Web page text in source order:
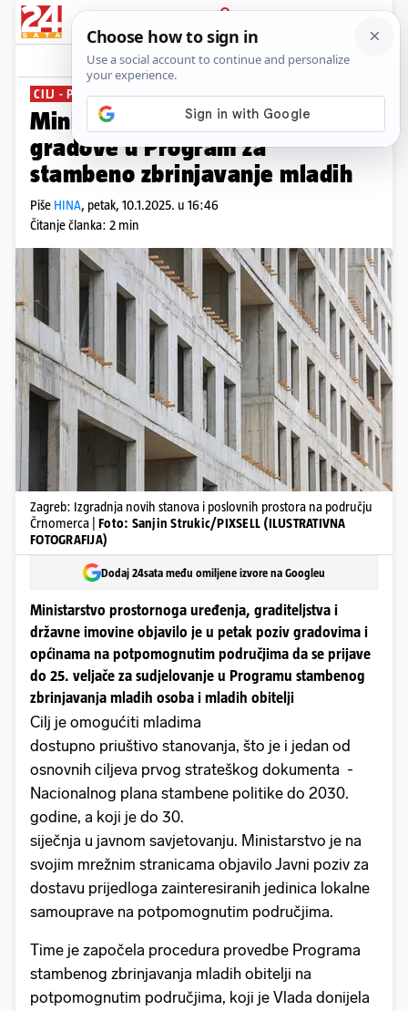
PRIJAVA
News Komentari
CILJ - PRIUŠTIVO STANOVANJE
Ministarstvo poziva općine i
gradove u Program za
stambeno zbrinjavanje mladih
Piše HINA, petak, 10.1.2025. u 16:46
Čitanje članka: 2 min
Zagreb: Izgradnja novih stanova i poslovnih prostora na području
Črnomerca | Foto: Sanjin Strukic/PIXSELL (ILUSTRATIVNA
FOTOGRAFIJA)
Dodaj 24sata među omiljene izvore na Googleu
Ministarstvo prostornoga uređenja, graditeljstva i
državne imovine objavilo je u petak poziv gradovima i
općinama na potpomognutim područjima da se prijave
do 25. veljače za sudjelovanje u Programu stambenog
zbrinjavanja mladih osoba i mladih obitelji
Cilj je omogućiti mladima
dostupno priuštivo stanovanja, što je i jedan od
osnovnih ciljeva prvog strateškog dokumenta -
Nacionalnog plana stambene politike do 2030.
godine, a koji je do 30.
siječnja u javnom savjetovanju. Ministarstvo je na
svojim mrežnim stranicama objavilo Javni poziv za
dostavu prijedloga zainteresiranih jedinica lokalne
samouprave na potpomognutim područjima.
Time je započela procedura provedbe Programa
stambenog zbrinjavanja mladih obitelji na
potpomognutim područjima, koji je Vlada donijela